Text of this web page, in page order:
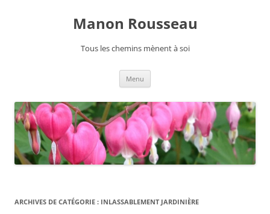
Manon Rousseau
Tous les chemins mènent à soi
Menu
ARCHIVES DE CATÉGORIE : INLASSABLEMENT JARDINIÈRE